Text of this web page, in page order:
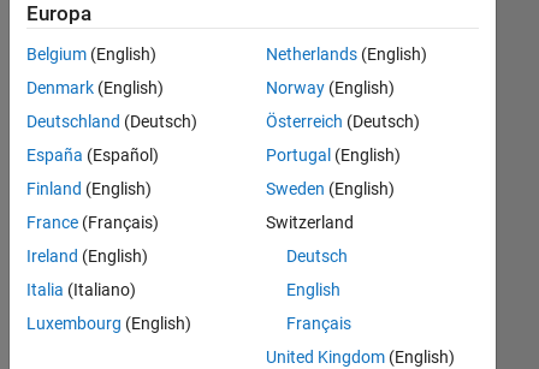
Ihren
Suchkriterien
entsprechen.
können
die
Suchkriterien
weiter
fassen
oder
alle
Stellenangebote
anzeigen .
Europa
Belgium (English)
Denmark (English)
Deutschland (Deutsch)
España (Español)
Finland (English)
France (Français)
Ireland (English)
Italia (Italiano)
Luxembourg (English)
Netherlands(English)
Norway(English)
Österreich (Deutsch)
Portugal (English)
Sweden (English)
Switzerland
Deutsch
English
Français
United Kingdom(English)